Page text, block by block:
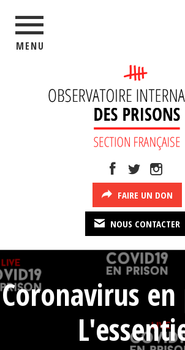
MENU
FAIRE UN DON
NOUS CONTACTER
Coronavirus